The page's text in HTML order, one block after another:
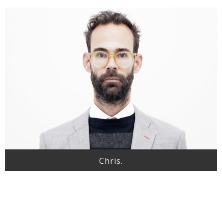
Chris.